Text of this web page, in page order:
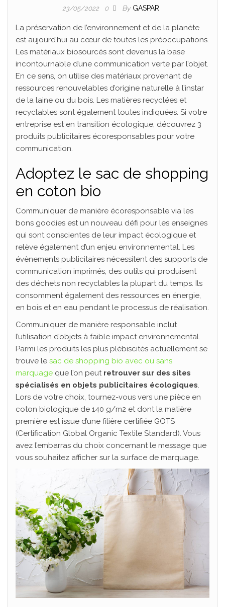
23/05/2022 0 By GASPAR
La préservation de l’environnement et de la planète
est aujourd’hui au cœur de toutes les préoccupations.
Les matériaux biosourcés sont devenus la base
incontournable d’une communication verte par l’objet.
En ce sens, on utilise des matériaux provenant de
ressources renouvelables d’origine naturelle à l’instar
de la laine ou du bois. Les matières recyclées et
recyclables sont également toutes indiquées. Si votre
entreprise est en transition écologique, découvrez 3
produits publicitaires écoresponsables pour votre
communication.
Adoptez le sac de shopping
en coton bio
Communiquer de manière écoresponsable via les
bons goodies est un nouveau défi pour les enseignes
qui sont conscientes de leur impact écologique et
relève également d’un enjeu environnemental. Les
évènements publicitaires nécessitent des supports de
communication imprimés, des outils qui produisent
des déchets non recyclables la plupart du temps. Ils
consomment également des ressources en énergie,
en bois et en eau pendant le processus de réalisation.
Communiquer de manière responsable inclut
l’utilisation d’objets à faible impact environnemental.
Parmi les produits les plus plébiscités actuellement se
trouve le sac de shopping bio avec ou sans
marquage que l’on peut retrouver sur des sites
spécialisés en objets publicitaires écologiques.
Lors de votre choix, tournez-vous vers une pièce en
coton biologique de 140 g/m2 et dont la matière
première est issue d’une filière certifiée GOTS
(Certification Global Organic Textile Standard). Vous
avez l’embarras du choix concernant le message que
vous souhaitez afficher sur la surface de marquage.